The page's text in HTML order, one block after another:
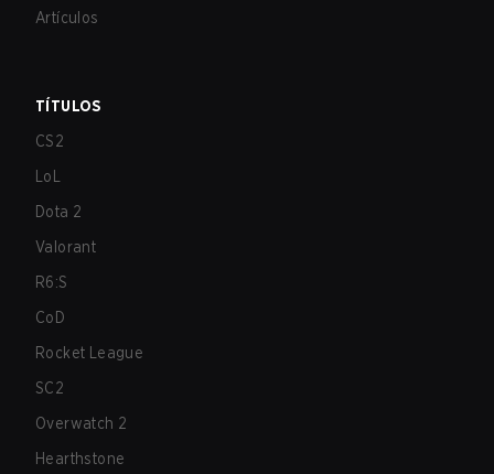
Artículos
TÍTULOS
CS2
LoL
Dota 2
Valorant
R6:S
CoD
Rocket League
SC2
Overwatch 2
Hearthstone